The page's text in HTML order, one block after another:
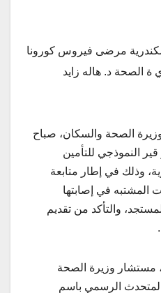
مرضى فيروس كورونا
وزيرة الصحة والسكان، صباح
النموذجي للتأمين
وذلك في إطار متابعة
المشتبه في إصابتها
والتأكد من تقديم
مستشار وزيرة الصحة
الرسمي باسم